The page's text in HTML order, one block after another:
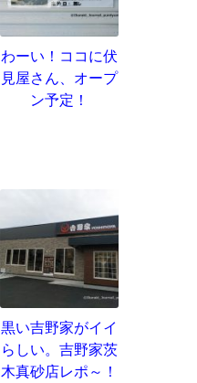
わーい！ココに伏
見屋さん、オープ
ン予定！
黒い吉野家がイイ
らしい。吉野家茨
木真砂店レポ～！